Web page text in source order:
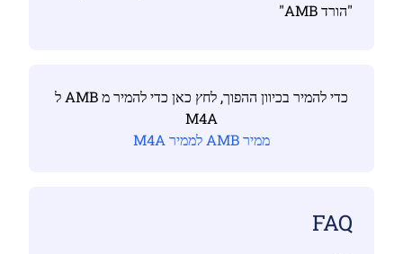
"הורד AMB"
כדי להמיר בכיוון ההפוך, לחץ כאן כדי להמיר מ AMB ל
M4A
ממיר AMB לממיר M4A
FAQ